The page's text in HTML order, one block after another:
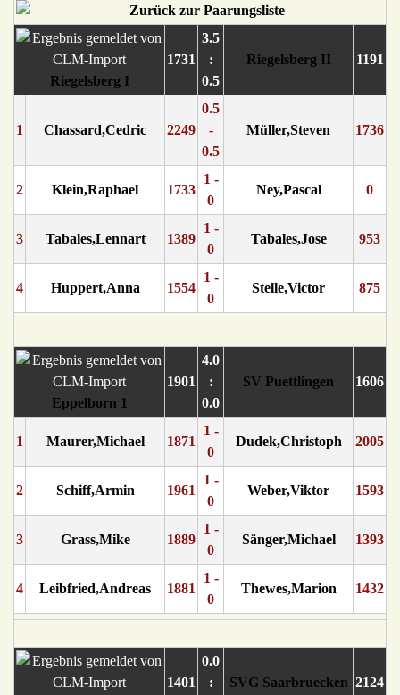
Riegelsberg I
1731
3.5
:
0.5
Riegelsberg II 1191
1 Chassard,Cedric 2249
0.5
-
0.5
Müller,Steven 1736
2 Klein,Raphael 1733
1 -
0
Ney,Pascal 0
3 Tabales,Lennart 1389
1 -
0
Tabales,Jose 953
4 Huppert,Anna 1554
1 -
0
Stelle,Victor 875
Eppelborn 1
1901
4.0
:
0.0
SV Puettlingen 1606
1 Maurer,Michael 1871
1 -
0
Dudek,Christoph 2005
2 Schiff,Armin 1961
1 -
0
Weber,Viktor 1593
3 Grass,Mike 1889
1 -
0
Sänger,Michael 1393
4 Leibfried,Andreas 1881
1 -
0
Thewes,Marion 1432
1401
0.0
:
SVG Saarbruecken 2124